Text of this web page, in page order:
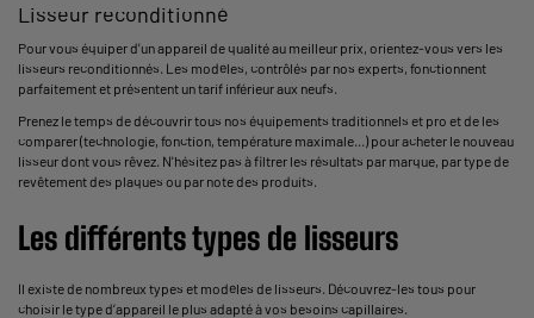
Lisseur reconditionné
Pour vous équiper d'un appareil de qualité au meilleur prix, orientez-vous vers les
lisseurs reconditionnés. Les modèles, contrôlés par nos experts, fonctionnent
parfaitement et présentent un tarif inférieur aux neufs.
Prenez le temps de découvrir tous nos équipements traditionnels et pro et de les
comparer (technologie, fonction, température maximale...) pour acheter le nouveau
lisseur dont vous rêvez. N'hésitez pas à filtrer les résultats par marque, par type de
revêtement des plaques ou par note des produits.
Les différents types de lisseurs
Il existe de nombreux types et modèles de lisseurs. Découvrez-les tous pour
choisir le type d’appareil le plus adapté à vos besoins capillaires.